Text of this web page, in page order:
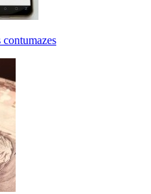
contumazes